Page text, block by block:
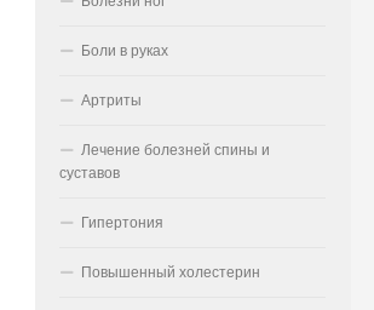
Боли в руках
Артриты
Лечение болезней спины и
суставов
Гипертония
Повышенный холестерин